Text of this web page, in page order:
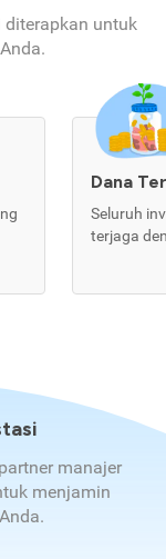
untuk
Dana
Seluruh
terjaga
manajer
menjamin